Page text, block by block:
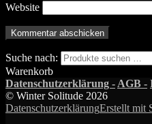
Website
Suche nach:
Warenkorb
Datenschutzerklärung - AGB -
© Winter Solitude 2026
DatenschutzerklärungErstellt mit